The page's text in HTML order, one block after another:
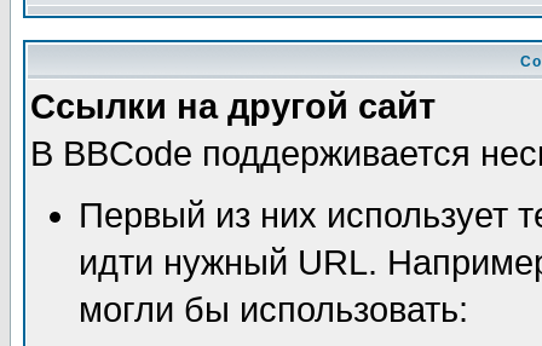
Ссылки на другой сайт
В BBCode поддерживается
Первый из них использует
идти нужный URL.
могли бы использовать: